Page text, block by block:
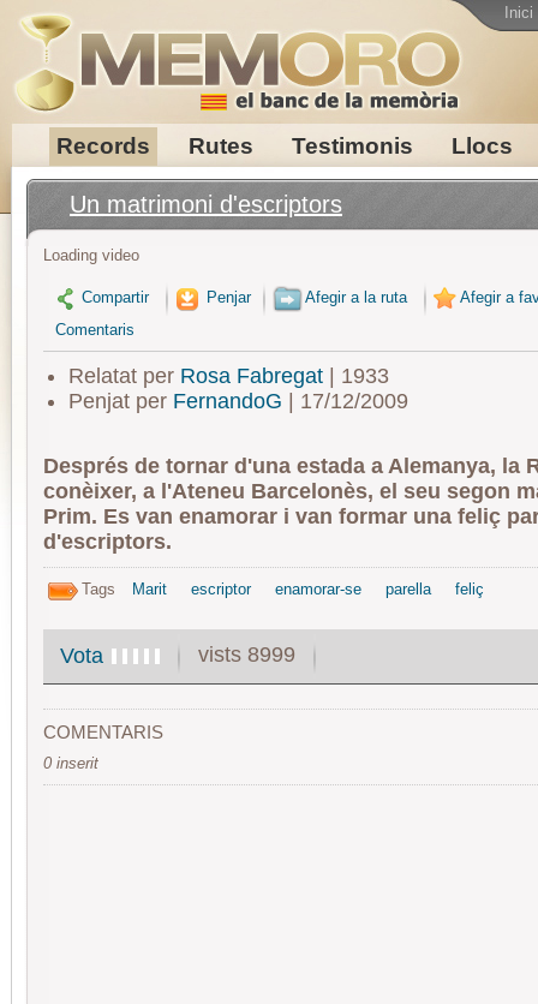
Records Rutes Testimonis Llocs
Inici
Un matrimoni d'escriptors
Loading video
Compartir Penjar Afegir a la ruta
Afegir a
Comentaris
Relatat per Rosa Fabregat| 1933
Penjat per FernandoG | 17/12/2009
Després de tornar d'una estada a Alemanya, la
conèixer, a l'Ateneu Barcelonès, el seu segon
Prim. Es van enamorar i van formar una feliç
d'escriptors.
Tags Marit escriptor enamorar-se parella feliç
Vota vists 8999
COMENTARIS
0 inserit